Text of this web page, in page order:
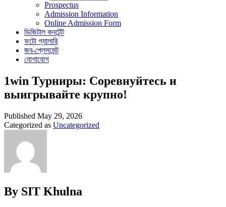
Prospectus
Admission Information
Online Admission Form
ডিজিটাল কনটেন্ট
ফটো গ্যালারি
জব-প্লেসমেন্ট
যোগাযোগ
1win Турниры: Соревнуйтесь и
выигрывайте крупно!
Published May 29, 2026
Categorized as Uncategorized
By SIT Khulna